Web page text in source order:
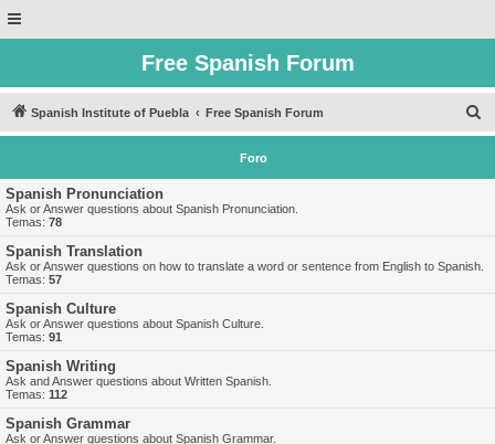
Free Spanish Forum
Spanish Institute of Puebla Free Spanish Forum
u
Foro
Spanish Pronunciation
Ask or Answer questions about Spanish Pronunciation.
Temas: 78
Spanish Translation
Ask or Answer questions on how to translate a word or sentence from English to Spanish.
Temas: 57
Spanish Culture
Ask or Answer questions about Spanish Culture.
Temas: 91
Spanish Writing
Ask and Answer questions about Written Spanish.
Temas: 112
Spanish Grammar
Ask or Answer questions about Spanish Grammar.